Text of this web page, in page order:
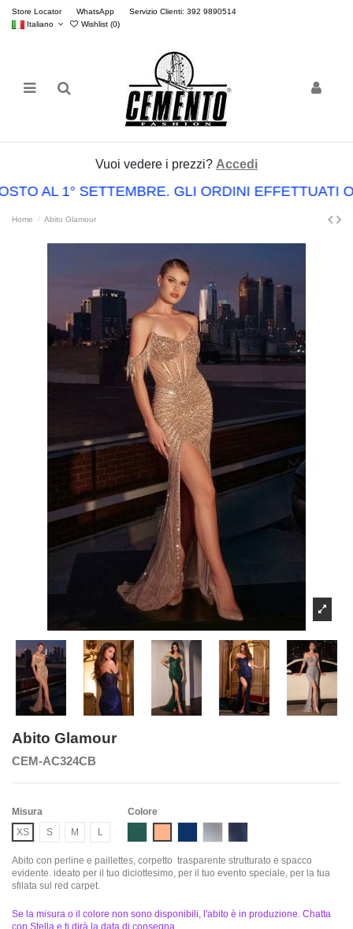
Store Locator WhatsApp
Servizio Clienti: 392 9890514
Italiano
Wishlist (0)
Vuoi vedere i prezzi? Accedi
AL 1° SETTEMBRE. GLI ORDINI
Home Abito Glamour
Abito Glamour
CEM-AC324CB
Misura
XS
S M L
Colore
Abito con perline e paillettes, corpetto trasparente strutturato e spacco
evidente. ideato per il tuo diciottesimo, per il tuo evento speciale, per la tua
sfilata sul red carpet.
Se la misura o il colore non sono disponibili, l'abito è in produzione. Chatta
con Stella e ti dirà la data di consegna.